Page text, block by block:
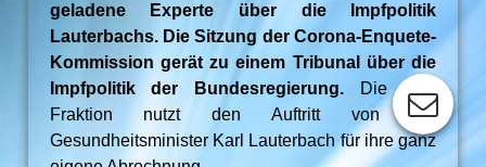
geladene Experte über die Impfpolitik
Lauterbachs. Die Sitzung der Corona-Enquete-
Kommission gerät zu einem Tribunal über die
Impfpolitik der Bundesregierung.
Die AfD-
Fraktion nutzt den Auftritt von Ex-
Gesundheitsminister Karl Lauterbach für ihre ganz